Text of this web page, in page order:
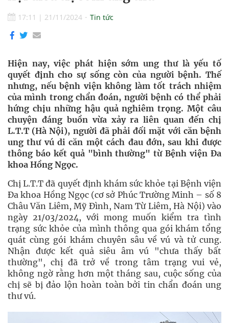
17:11 | 21/11/2024 Tin tức
Hiện nay, việc phát hiện sớm ung thư là yếu tố
quyết định cho sự sống còn của người bệnh. Thế
nhưng, nếu bệnh viện không làm tốt trách nhiệm
của mình trong chẩn đoán, người bệnh có thể phải
hứng chịu những hậu quả nghiêm trọng. Một câu
chuyện đáng buồn vừa xảy ra liên quan đến chị
L.T.T (Hà Nội), người đã phải đối mặt với căn bệnh
ung thư vú di căn một cách đau đớn, sau khi được
thông báo kết quả "bình thường" từ Bệnh viện Đa
khoa Hồng Ngọc.
Chị L.T.T đã quyết định khám sức khỏe tại Bệnh viện
Đa khoa Hồng Ngọc (cơ sở Phúc Trường Minh – số 8
Châu Văn Liêm, Mỹ Đình, Nam Từ Liêm, Hà Nội) vào
ngày 21/03/2024, với mong muốn kiểm tra tình
trạng sức khỏe của mình thông qua gói khám tổng
quát cùng gói khám chuyên sâu về vú và tử cung.
Nhận được kết quả siêu âm vú "chưa thấy bất
thường", chị đã trở về trong tâm trạng vui vẻ,
không ngờ rằng hơn một tháng sau, cuộc sống của
chị sẽ bị đảo lộn hoàn toàn bởi tin chẩn đoán ung
thư vú.